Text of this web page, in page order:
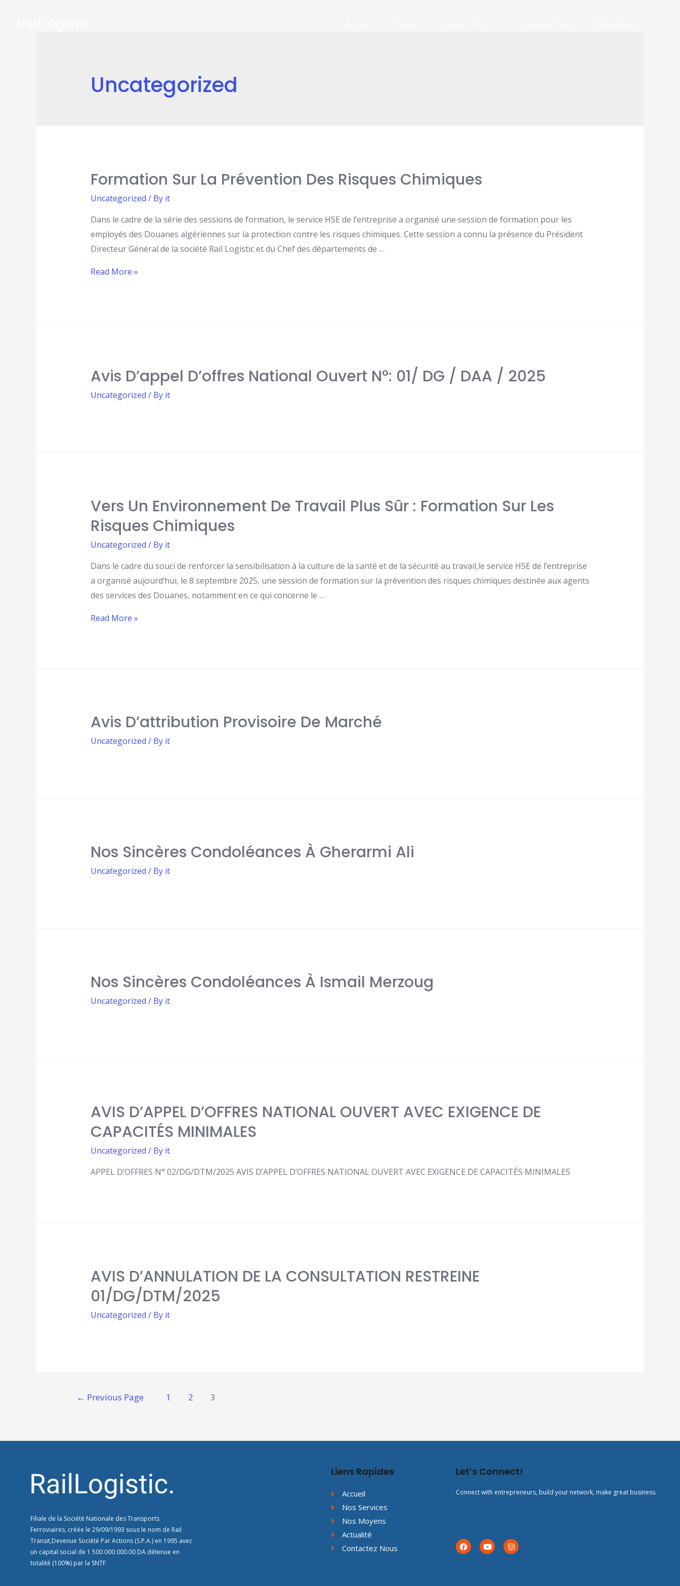
Uncategorized
Formation Sur La Prévention Des Risques Chimiques
Uncategorized / By it
Dans le cadre de la série des sessions de formation, le service HSE de l’entreprise a organisé une session de formation pour les
employés des Douanes algériennes sur la protection contre les risques chimiques. Cette session a connu la présence du Président
Directeur Général de la société Rail Logistic et du Chef des départements de …
Read More »
Avis D’appel D’offres National Ouvert N°: 01/ DG / DAA / 2025
Uncategorized / By it
Vers Un Environnement De Travail Plus Sûr : Formation Sur Les
Risques Chimiques
Uncategorized / By it
Dans le cadre du souci de renforcer la sensibilisation à la culture de la santé et de la sécurité au travail,le service HSE de l’entreprise
a organisé aujourd’hui, le 8 septembre 2025, une session de formation sur la prévention des risques chimiques destinée aux agents
des services des Douanes, notamment en ce qui concerne le …
Read More »
Avis D’attribution Provisoire De Marché
Uncategorized / By it
Nos Sincères Condoléances À Gherarmi Ali
Uncategorized / By it
Nos Sincères Condoléances À Ismail Merzoug
Uncategorized / By it
AVIS D’APPEL D’OFFRES NATIONAL OUVERT AVEC EXIGENCE DE
CAPACITÉS MINIMALES
Uncategorized / By it
APPEL D’OFFRES N° 02/DG/DTM/2025 AVIS D’APPEL D’OFFRES NATIONAL OUVERT AVEC EXIGENCE DE CAPACITÉS MINIMALES
AVIS D’ANNULATION DE LA CONSULTATION RESTREINE
01/DG/DTM/2025
Uncategorized / By it
← Previous Page 1 2 3
Filiale de la Société Nationale des Transports
Ferroviaires, créée le 29/09/1993 sous le nom de Rail
Transit,Devenue Société Par Actions (S.P.A.) en 1995 avec
un capital social de 1 500 000 000.00 DA détenue en
totalité (100%) par la SNTF.
Liens Rapides
Accueil
Nos Services
Nos Moyens
Actualité
Contactez Nous
Let’s Connect!
Connect with entrepreneurs, build your network, make great business.